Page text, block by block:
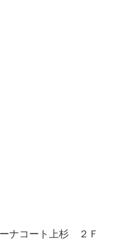
ナコート上杉 ２Ｆ